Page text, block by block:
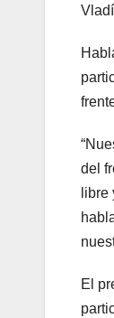
del
El